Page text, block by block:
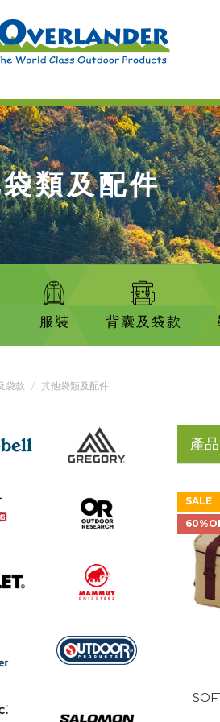
類及配件
服裝 背囊及袋款
袋款 其他袋類及配件
產品
SALE